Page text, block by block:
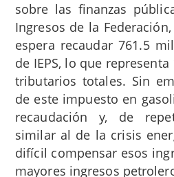
sobre las finanzas
Ingresos de la
espera recaudar 761.5
de IEPS, lo que
tributarios totales. Sin
de este impuesto en
recaudación y, de
similar al de la crisis
difícil compensar esos
mayores ingresos